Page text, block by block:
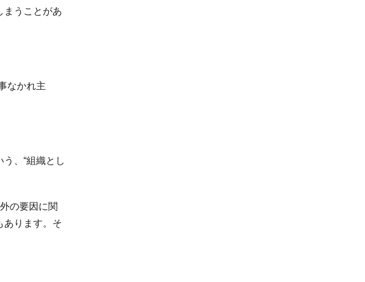
まうことがあ
なかれ主
、“組織とし
の要因に関
あります。そ